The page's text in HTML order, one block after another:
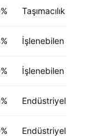
Taşımacılık
İşlenebilen
İşlenebilen
Endüstriyel
Endüstriyel